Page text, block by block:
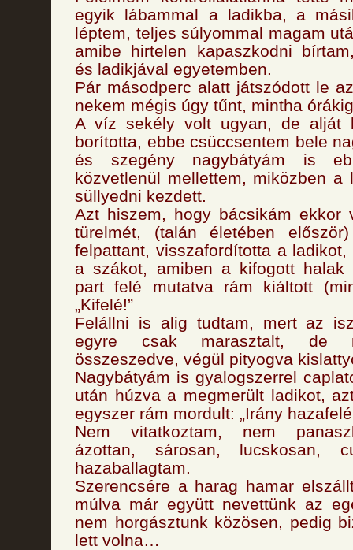
egyik lábammal a ladikba, a
léptem, teljes súlyommal magam
amibe hirtelen kapaszkodni
és ladikjával egyetemben.
Pár másodperc alatt játszódott le
nekem mégis úgy tűnt, mintha
A víz sekély volt ugyan, de alját
borította, ebbe csüccsentem bele
és szegény nagybátyám is
közvetlenül mellettem, miközben a
süllyedni kezdett.
Azt hiszem, hogy bácsikám ekkor
türelmét, (talán életében
felpattant, visszafordította a
a szákot, amiben a kifogott halak
part felé mutatva rám kiáltott
„Kifelé!”
Felállni is alig tudtam, mert az
egyre csak marasztalt, de
összeszedve, végül pityogva
Nagybátyám is gyalogszerrel
után húzva a megmerült ladikot,
egyszer rám mordult: „Irány
Nem vitatkoztam, nem
ázottan, sárosan, lucskosan,
hazaballagtam.
Szerencsére a harag hamar
múlva már együtt nevettünk az
nem horgásztunk közösen, pedig
lett volna…